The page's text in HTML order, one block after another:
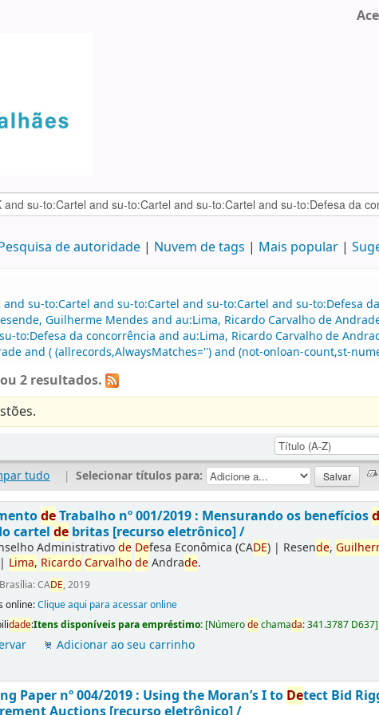
de autoridade Nuvem de tags Mais popular
su-to:Cartel and su-to:Cartel and su-to:Cartel and su-to:Defesa
Guilherme Mendes and au:Lima, Ricardo Carvalho de
to:Defesa da concorrência and au:Lima, Ricardo Carvalho de
and ( (allrecords,AlwaysMatches='') and (not-onloan-count,st-
2 resultados.
tudo | Selecionar títulos para:
deTrabalho nº 001/2019 : Mensurando os benefícios
cartelde britas [recurso eletrônico] /
Administrativode Defesa Econômica (CADE) | Resende,
| Lima, RicardoCarvalhodeAndrade.
Brasília: CADE, 2019
online:Clique aqui para acessar online
dade:Itens disponíveis para empréstimo: [Númerodechamada:341.3787 D637
Adicionar ao seu carrinho
Paper nº 004/2019 : Using the Moran’s I to Detect Bid